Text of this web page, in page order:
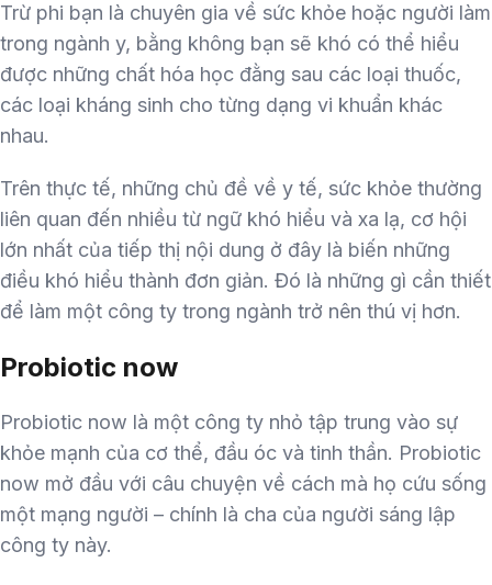
Trừ phi bạn là chuyên gia về sức khỏe hoặc người làm
trong ngành y, bằng không bạn sẽ khó có thể hiểu
được những chất hóa học đằng sau các loại thuốc,
các loại kháng sinh cho từng dạng vi khuẩn khác
nhau.
Trên thực tế, những chủ đề về y tế, sức khỏe thường
liên quan đến nhiều từ ngữ khó hiểu và xa lạ, cơ hội
lớn nhất của tiếp thị nội dung ở đây là biến những
điều khó hiểu thành đơn giản. Đó là những gì cần thiết
để làm một công ty trong ngành trở nên thú vị hơn.
Probiotic now
Probiotic now là một công ty nhỏ tập trung vào sự
khỏe mạnh của cơ thể, đầu óc và tinh thần. Probiotic
now mở đầu với câu chuyện về cách mà họ cứu sống
một mạng người – chính là cha của người sáng lập
công ty này.